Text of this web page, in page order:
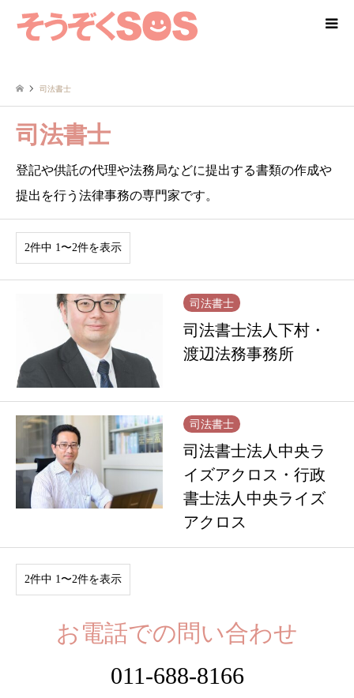
司法書士
司法書士
登記や供託の代理や法務局などに提出する書類の作成や
提出を行う法律事務の専門家です。
2件中 1〜2件を表示
司法書士
司法書士法人下村・
渡辺法務事務所
司法書士
司法書士法人中央ラ
イズアクロス・行政
書士法人中央ライズ
アクロス
2件中 1〜2件を表示
お電話での問い合わせ
011-688-8166